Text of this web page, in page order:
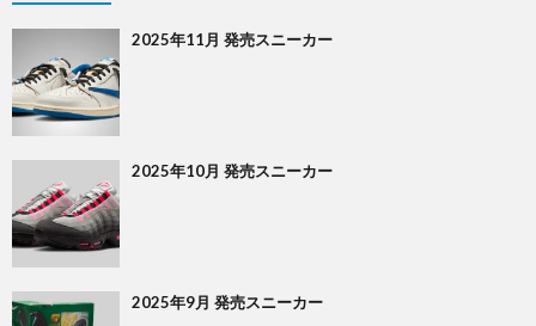
2025年11月 発売スニーカー
2025年10月 発売スニーカー
2025年9月 発売スニーカー